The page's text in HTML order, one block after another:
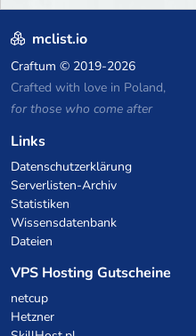
mclist.io
Craftum © 2019-2026
Crafted with love in Poland,
for those who come after
Links
Datenschutzerklärung
Serverlisten-Archiv
Statistiken
Wissensdatenbank
Dateien
VPS Hosting Gutscheine
netcup
Hetzner